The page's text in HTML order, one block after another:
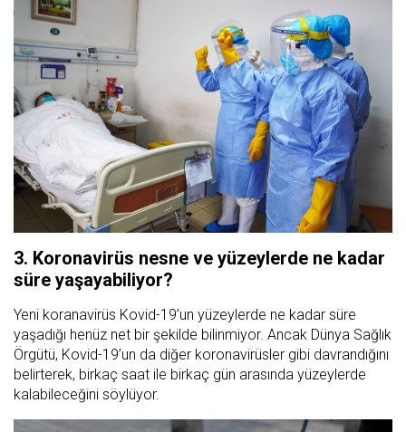
3. Koronavirüs nesne ve yüzeylerde ne kadar
süre yaşayabiliyor?
Yeni koranavirüs Kovid-19’un yüzeylerde ne kadar süre
yaşadığı henüz net bir şekilde bilinmiyor. Ancak Dünya Sağlık
Örgütü, Kovid-19’un da diğer koronavirüsler gibi davrandığını
belirterek, birkaç saat ile birkaç gün arasında yüzeylerde
kalabileceğini söylüyor.